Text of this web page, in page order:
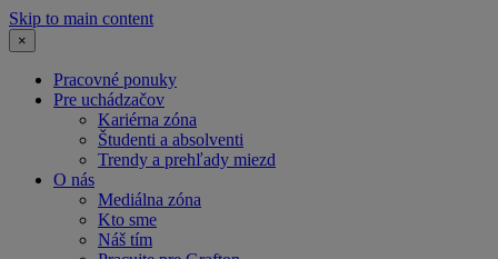
Skip to main content
×
Pracovné ponuky
Pre uchádzačov
Kariérna zóna
Študenti a absolventi
Trendy a prehľady miezd
O nás
Mediálna zóna
Kto sme
Náš tím